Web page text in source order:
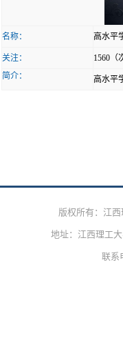
名称： 高水平
关注：
1560（
简介：
高水平
版权所有：江
地址：江西理工
联系